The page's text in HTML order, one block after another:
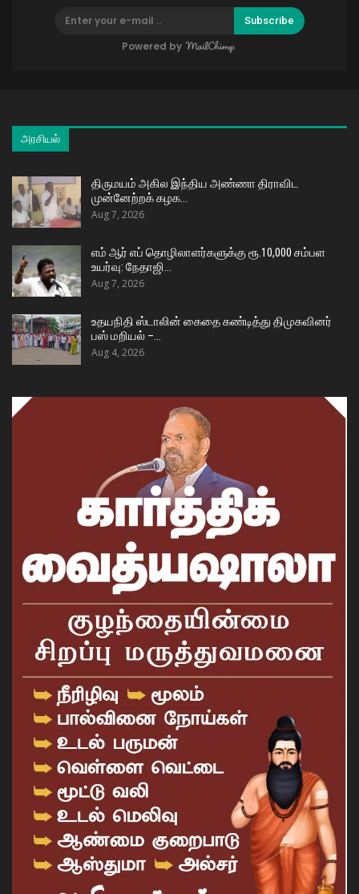
Subscribe
Powered by
அரசியல்
திருமயம் அகில இந்திய அண்ணா திராவிட
முன்னேற்றக் கழக…
Aug 7, 2026
எம் ஆர் எப் தொழிலாளர்களுக்கு ரூ.10,000 சம்பள
உயர்வு: நேதாஜி…
Aug 7, 2026
உதயநிதி ஸ்டாலின் கைதை கண்டித்து திமுகவினர்
பஸ் மறியல் –…
Aug 4, 2026